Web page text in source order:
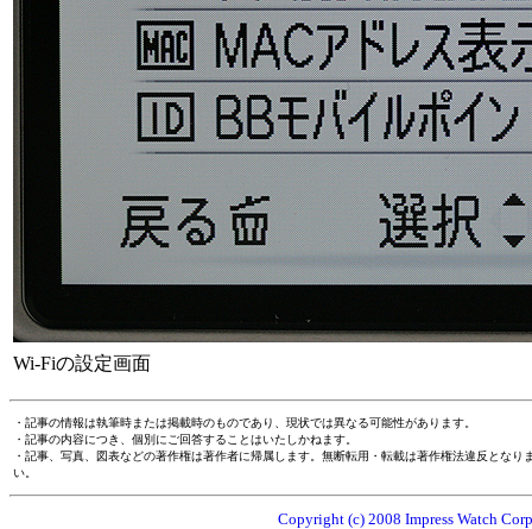
Wi-Fiの設定画面
・記事の情報は執筆時または掲載時のものであり、現状では異なる可能性があります。
・記事の内容につき、個別にご回答することはいたしかねます。
・記事、写真、図表などの著作権は著作者に帰属します。無断転用・転載は著作権法違反とな
い。
Copyright (c) 2008 Impress Watch